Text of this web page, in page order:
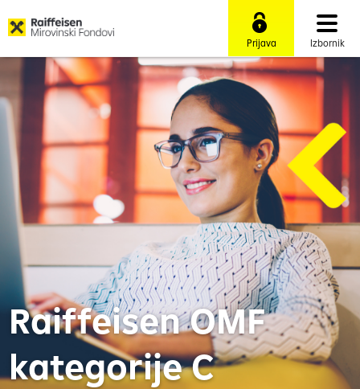
Izbornik
Prijava
Raiffeisen OMF
kategorije C